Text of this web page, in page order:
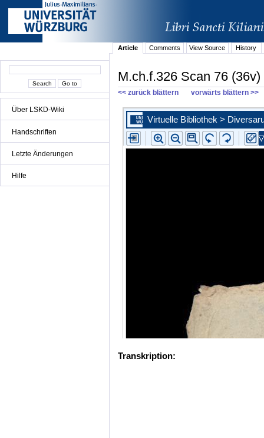
Über LSKD-Wiki
Handschriften
Letzte Änderungen
Hilfe
Article Comments View Source History
M.ch.f.326 Scan 76 (36v)
<< zurück blättern vorwärts blättern >>
Transkription: